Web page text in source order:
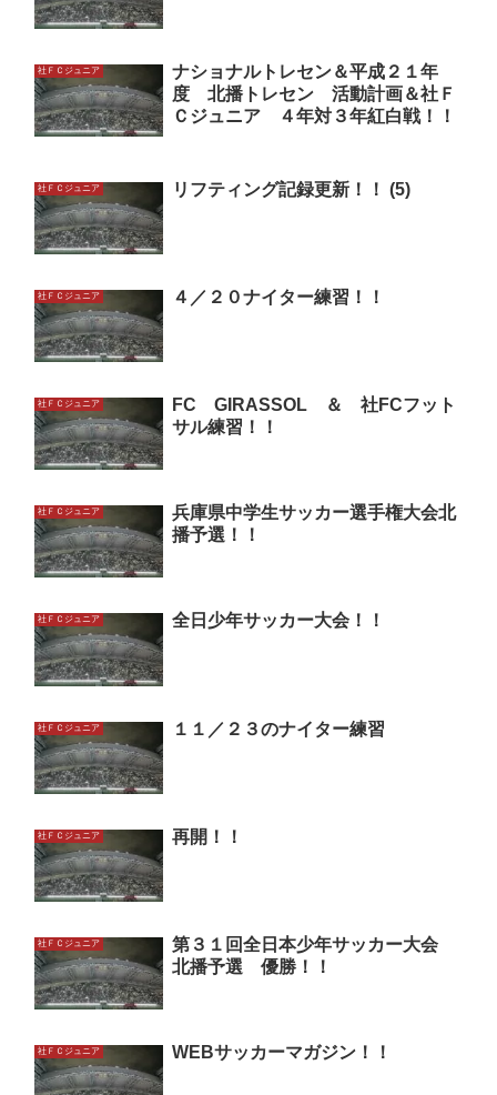
社ＦＣジュニア
ナショナルトレセン＆平成２１年
度 北播トレセン 活動計画＆社Ｆ
Ｃジュニア ４年対３年紅白戦！！
社ＦＣジュニア リフティング記録更新！！ (5)
社ＦＣジュニア ４／２０ナイター練習！！
社ＦＣジュニア
FC GIRASSOL ＆ 社FCフット
サル練習！！
社ＦＣジュニア
兵庫県中学生サッカー選手権大会北
播予選！！
社ＦＣジュニア 全日少年サッカー大会！！
社ＦＣジュニア １１／２３のナイター練習
社ＦＣジュニア 再開！！
社ＦＣジュニア
第３１回全日本少年サッカー大会
北播予選 優勝！！
社ＦＣジュニア WEBサッカーマガジン！！